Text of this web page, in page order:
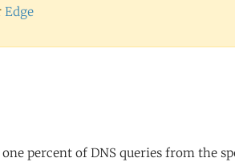
Edge
percent of DNS queries from the